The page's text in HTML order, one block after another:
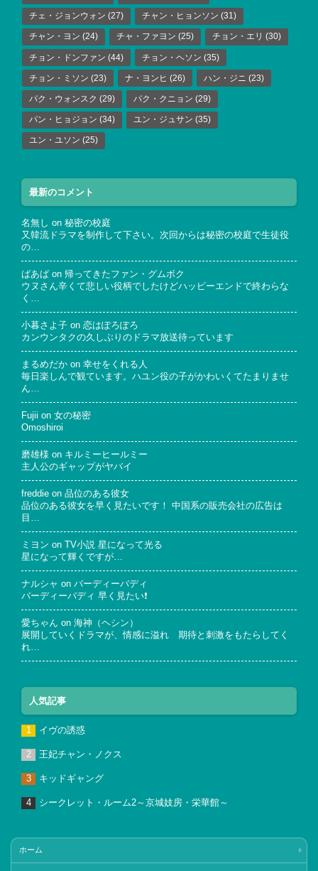
チェ・ジョンウォン (27) チャン・ヒョンソン (31)
チャン・ヨン (24) チャ・ファヨン (25) チョン・エリ (30)
チョン・ドンファン (44) チョン・ヘソン (35)
チョン・ミソン (23) ナ・ヨンヒ (26) ハン・ジニ (23)
パク・ウォンスク (29) パク・クニョン (29)
パン・ヒョジョン (34) ユン・ジュサン (35)
ユン・ユソン (25)
最新のコメント
名無し on 秘密の校庭
又韓流ドラマを制作して下さい。次回からは秘密の校庭で生徒役
の…
ばあば on 帰ってきたファン・グムボク
ウヌさん辛くて悲しい役柄でしたけどハッピーエンドで終わらな
く…
小暮さよ子 on 恋はぽろぽろ
カンウンタクの久しぶりのドラマ放送待っています
まるめだか on 幸せをくれる人
毎日楽しんで観ています。ハユン役の子がかわいくてたまりませ
ん…
Fujii on 女の秘密
Omoshiroi
磨雄様 on キルミーヒールミー
主人公のギャップがヤバイ
freddie on 品位のある彼女
品位のある彼女を早く見たいです！ 中国系の販売会社の広告は
目…
ミヨン on
TV小説 星になって光る
星になって輝くですが…
ナルシャ on バーディーバディ
バーディーバディ 早く見たい❗
愛ちゃん on 海神（ヘシン）
展開していくドラマが、情感に溢れ 期待と刺激をもたらしてく
れ…
人気記事
イヴの誘惑
王妃チャン・ノクス
キッドギャング
シークレット・ルーム2～京城妓房・栄華館～
ホーム